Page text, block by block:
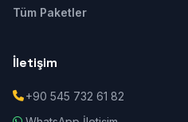
Tüm Paketler
İletişim
+90 545 732 61 82